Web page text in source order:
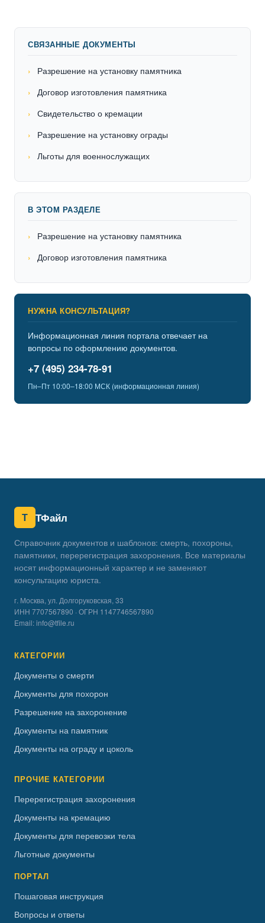
СВЯЗАННЫЕ ДОКУМЕНТЫ
Разрешение на установку памятника
Договор изготовления памятника
Свидетельство о кремации
Разрешение на установку ограды
Льготы для военнослужащих
В ЭТОМ РАЗДЕЛЕ
Разрешение на установку памятника
Договор изготовления памятника
НУЖНА КОНСУЛЬТАЦИЯ?
Информационная линия портала отвечает на
вопросы по оформлению документов.
+7 (495) 234-78-91
Пн–Пт 10:00–18:00 МСК (информационная линия)
Т ТФайл
Справочник документов и шаблонов: смерть, похороны,
памятники, перерегистрация захоронения. Все материалы
носят информационный характер и не заменяют
консультацию юриста.
г. Москва, ул. Долгоруковская, 33
ИНН 7707567890 · ОГРН 1147746567890
Email:info@tfile.ru
КАТЕГОРИИ
Документы о смерти
Документы для похорон
Разрешение на захоронение
Документы на памятник
Документы на ограду и цоколь
ПРОЧИЕ КАТЕГОРИИ
Перерегистрация захоронения
Документы на кремацию
Документы для перевозки тела
Льготные документы
ПОРТАЛ
Пошаговая инструкция
Вопросы и ответы